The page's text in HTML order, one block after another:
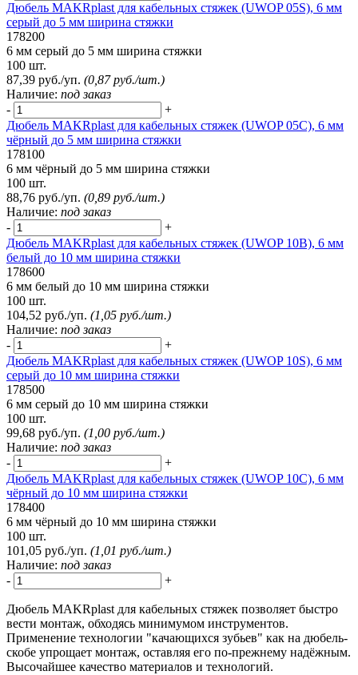
Дюбель MAKRplast для кабельных стяжек (UWOP 05S), 6 мм
серый до 5 мм ширина стяжки
178200
6 мм серый до 5 мм ширина стяжки
100 шт.
87,39 руб./уп. (0,87 руб./шт.)
Наличие: под заказ
-
+
Дюбель MAKRplast для кабельных стяжек (UWOP 05C), 6 мм
чёрный до 5 мм ширина стяжки
178100
6 мм чёрный до 5 мм ширина стяжки
100 шт.
88,76 руб./уп. (0,89 руб./шт.)
Наличие: под заказ
-
+
Дюбель MAKRplast для кабельных стяжек (UWOP 10B), 6 мм
белый до 10 мм ширина стяжки
178600
6 мм белый до 10 мм ширина стяжки
100 шт.
104,52 руб./уп. (1,05 руб./шт.)
Наличие: под заказ
-
+
Дюбель MAKRplast для кабельных стяжек (UWOP 10S), 6 мм
серый до 10 мм ширина стяжки
178500
6 мм серый до 10 мм ширина стяжки
100 шт.
99,68 руб./уп. (1,00 руб./шт.)
Наличие: под заказ
-
+
Дюбель MAKRplast для кабельных стяжек (UWOP 10C), 6 мм
чёрный до 10 мм ширина стяжки
178400
6 мм чёрный до 10 мм ширина стяжки
100 шт.
101,05 руб./уп. (1,01 руб./шт.)
Наличие: под заказ
-
+
Дюбель MAKRplast для кабельных стяжек позволяет быстро
вести монтаж, обходясь минимумом инструментов.
Применение технологии "качающихся зубьев" как на дюбель-
скобе упрощает монтаж, оставляя его по-прежнему надёжным.
Высочайшее качество материалов и технологий.